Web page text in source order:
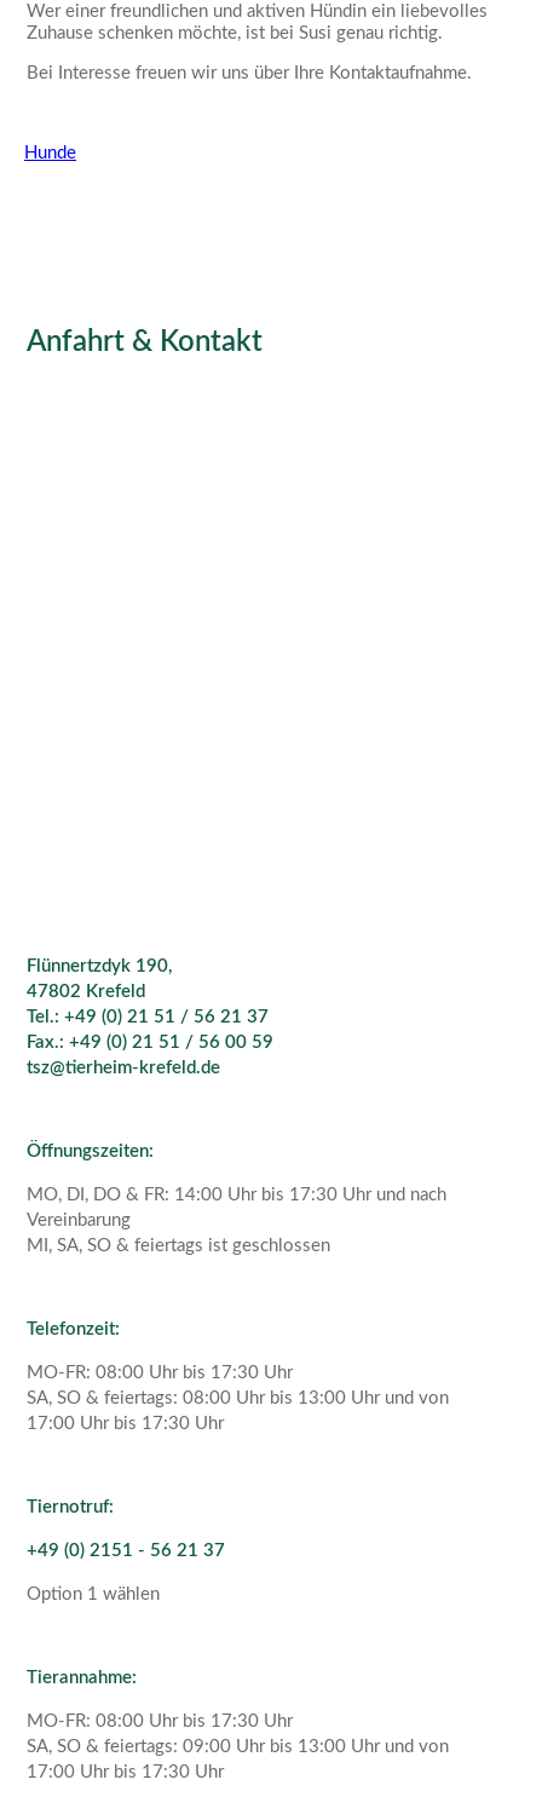
Wer einer freundlichen und aktiven Hündin ein liebevolles
Zuhause schenken möchte, ist bei Susi genau richtig.
Bei Interesse freuen wir uns über Ihre Kontaktaufnahme.
Hunde
Anfahrt & Kontakt
Flünnertzdyk 190,
47802 Krefeld
Tel.: +49 (0) 21 51 / 56 21 37
Fax.: +49 (0) 21 51 / 56 00 59
tsz@tierheim-krefeld.de
Öffnungszeiten:
MO, DI, DO & FR: 14:00 Uhr bis 17:30 Uhr und nach
Vereinbarung
MI, SA, SO & feiertags ist geschlossen
Telefonzeit:
MO-FR: 08:00 Uhr bis 17:30 Uhr
SA, SO & feiertags: 08:00 Uhr bis 13:00 Uhr und von
17:00 Uhr bis 17:30 Uhr
Tiernotruf:
+49 (0) 2151 - 56 21 37
Option 1 wählen
Tierannahme:
MO-FR: 08:00 Uhr bis 17:30 Uhr
SA, SO & feiertags: 09:00 Uhr bis 13:00 Uhr und von
17:00 Uhr bis 17:30 Uhr